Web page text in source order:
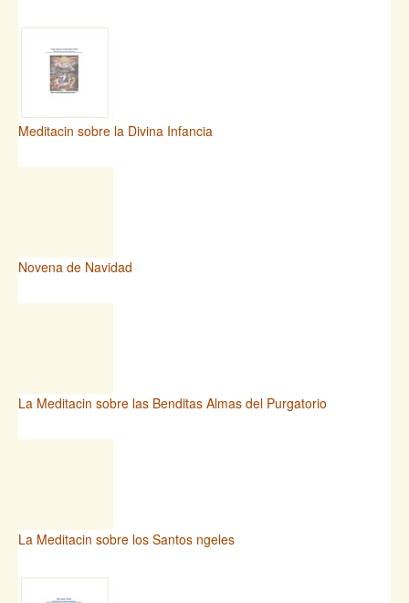
Meditacin sobre la Divina Infancia
Novena de Navidad
La Meditacin sobre las Benditas Almas del Purgatorio
La Meditacin sobre los Santos ngeles